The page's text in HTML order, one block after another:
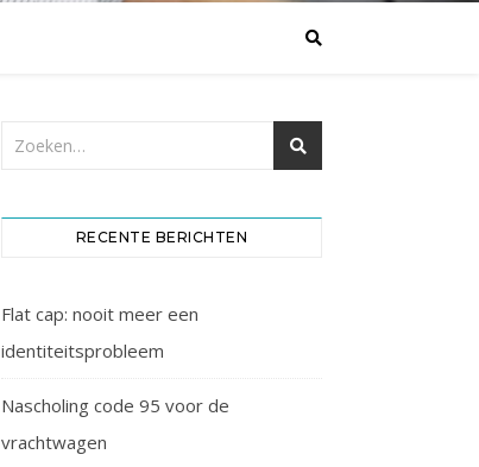
RECENTE BERICHTEN
Flat cap: nooit meer een
identiteitsprobleem
Nascholing code 95 voor de
vrachtwagen